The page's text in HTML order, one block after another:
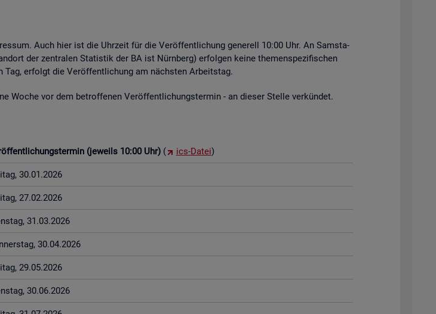
Auch hier ist die Uhr­zeit für die Ver­öf­fent­li­chung ge­ne­rell 10:00 Uhr. An Sams­ta­
der zen­tra­len Sta­tis­tik der BA ist Nürn­berg) er­fol­gen keine the­men­spe­zi­fi­schen
er­folgt die Ver­öf­fent­li­chung am nächs­ten Ar­beits­tag.
Woche vor dem be­trof­fe­nen Ver­öf­fent­li­chungs­ter­min - an die­ser Stel­le ver­kün­det.
(je­weils 10:00 Uhr) ( ics-Datei)
30.01.2026
27.02.2026
31.03.2026
30.04.2026
29.05.2026
30.06.2026